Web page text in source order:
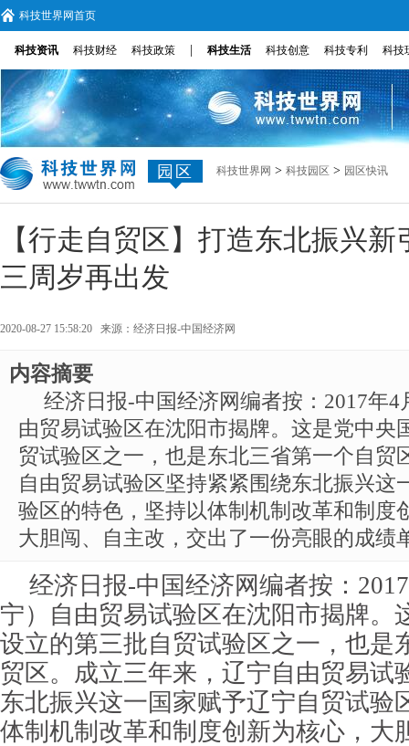
科技世界网首页
科技资讯 科技财经 科技政策 科技生活 科技创意 科技专利 科技
园区 科技世界网 > 科技园区 > 园区快讯
【行走自贸区】打造东北振兴
三周岁再出发
2020-08-27 15:58:20 来源： 经济日报-中国经济网
内容摘要
经济日报-中国经济网编者按：2017年
由贸易试验区在沈阳市揭牌。这是党中央
贸试验区之一，也是东北三省第一个自贸
自由贸易试验区坚持紧紧围绕东北振兴这
验区的特色，坚持以体制机制改革和制度
大胆闯、自主改，交出了一份亮眼的成绩
经济日报-中国经济网编者按：
宁）自由贸易试验区在沈阳市揭牌。
设立的第三批自贸试验区之一，也是
贸区。成立三年来，辽宁自由贸易试
东北振兴这一国家赋予辽宁自贸试验
体制机制改革和制度创新为核心，大